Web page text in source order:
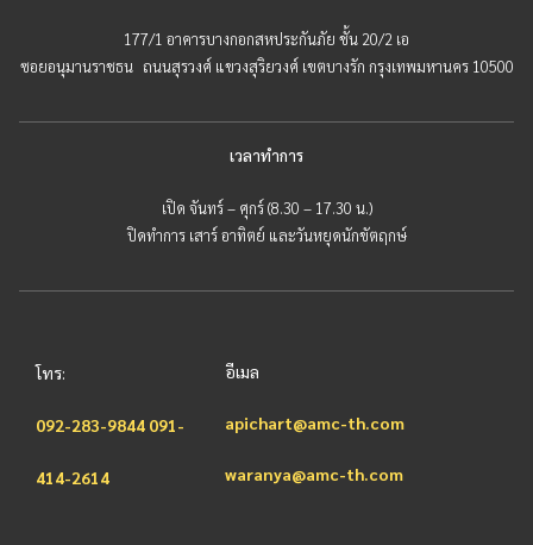
177/1 อาคารบางกอกสหประกันภัย ชั้น 20/2 เอ
ซอยอนุมานราชธน ถนนสุรวงศ์ แขวงสุริยวงศ์ เขตบางรัก กรุงเทพมหานคร 10500
เวลาทำการ
เปิด จันทร์ – ศุกร์ (8.30 – 17.30 น.)
ปิดทำการ เสาร์ อาทิตย์ และวันหยุดนักขัตฤกษ์
โทร:
092-283-9844 091-
414-2614
อีเมล
apichart@amc-th.com
waranya@amc-th.com